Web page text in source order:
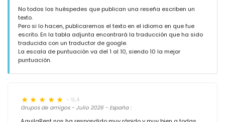
No todos los huéspedes que publican una reseña escriben un
texto.
Pero si lo hacen, publicaremos el texto en el idioma en que fue
escrito. En la tabla adjunta encontrará la traducción que ha sido
traducida con un traductor de google.
La escala de puntuación va del 1 al 10, siendo 10 la mejor
puntuación.
- 9,4
Grupos de amigos - Julio 2026 - España :